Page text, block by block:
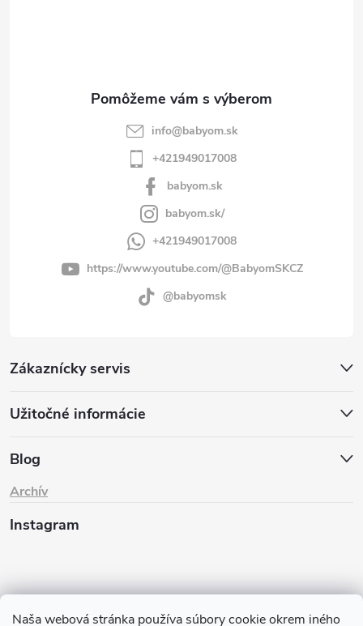
Naša webová stránka používa súbory cookie okrem iného
Zákaznícky servis
Užitočné informácie
Blog
Archív
info@babyom.sk
+421949017008
babyom.sk
babyom.sk/
+421949017008
https://www.youtube.com/@BabyomSKCZ
@babyomsk
Instagram